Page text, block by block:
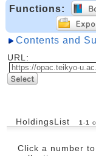
Functions:
Contents and
URL:
HoldingsList 1 -1
Click a number